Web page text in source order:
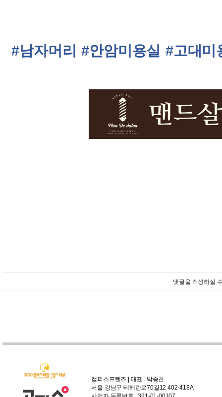
#남자머리 #안암미용실 #고대미
댓글을 작성하실
캠퍼스프렌즈 | 대표 : 박종찬
서울 강남구 테헤란로70길12 402-418A